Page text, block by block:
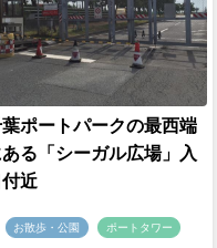
ポートパークの最西端
る「シーガル広場」入
付近
お散歩・公園 ポートタワー